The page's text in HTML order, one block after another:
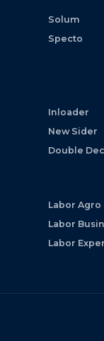
Solum
Specto
Inloader
New Sider
Double
Labor Agro
Labor
Labor